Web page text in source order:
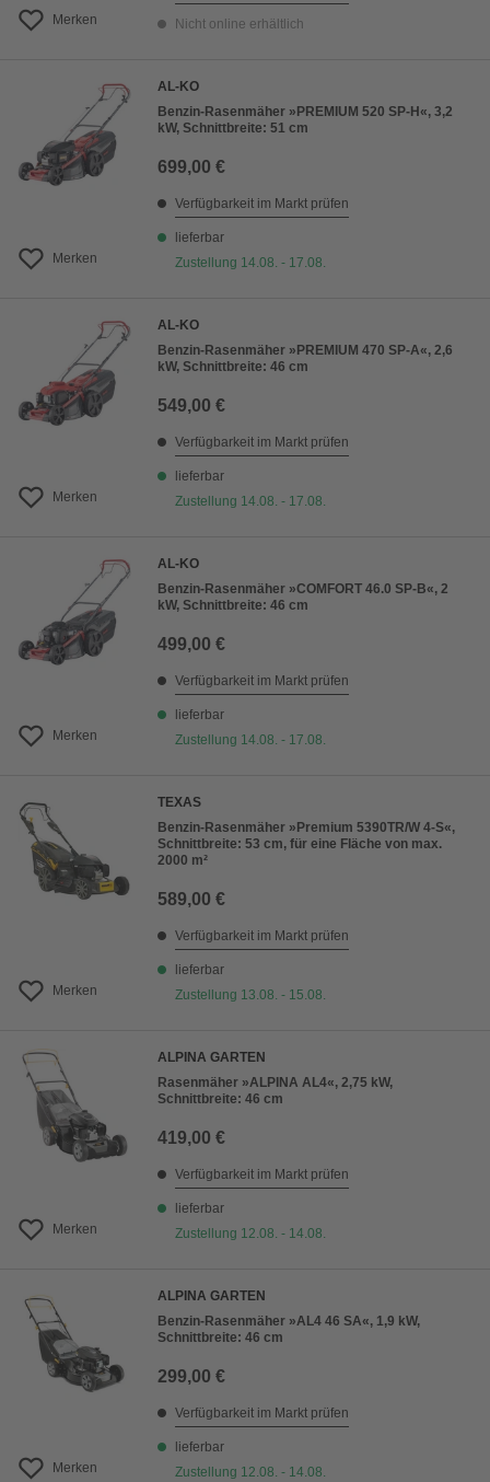
Merken Nicht online erhältlich
Merken
AL-KO
Benzin-Rasenmäher »PREMIUM 520 SP-H«, 3,2
kW, Schnittbreite: 51 cm
699,00 €
Verfügbarkeit im Markt prüfen
lieferbar
Zustellung 14.08. - 17.08.
Merken
AL-KO
Benzin-Rasenmäher »PREMIUM 470 SP-A«, 2,6
kW, Schnittbreite: 46 cm
549,00 €
Verfügbarkeit im Markt prüfen
lieferbar
Zustellung 14.08. - 17.08.
Merken
AL-KO
Benzin-Rasenmäher »COMFORT 46.0 SP-B«, 2
kW, Schnittbreite: 46 cm
499,00 €
Verfügbarkeit im Markt prüfen
lieferbar
Zustellung 14.08. - 17.08.
Merken
TEXAS
Benzin-Rasenmäher »Premium 5390TR/W 4-S«,
Schnittbreite: 53 cm, für eine Fläche von max.
2000 m²
589,00 €
Verfügbarkeit im Markt prüfen
lieferbar
Zustellung 13.08. - 15.08.
Merken
ALPINA GARTEN
Rasenmäher »ALPINA AL4«, 2,75 kW,
Schnittbreite: 46 cm
419,00 €
Verfügbarkeit im Markt prüfen
lieferbar
Zustellung 12.08. - 14.08.
Merken
ALPINA GARTEN
Benzin-Rasenmäher »AL4 46 SA«, 1,9 kW,
Schnittbreite: 46 cm
299,00 €
Verfügbarkeit im Markt prüfen
lieferbar
Zustellung 12.08. - 14.08.